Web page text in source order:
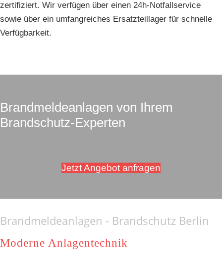
zertifiziert. Wir verfügen über einen 24h-Notfallservice
sowie über ein umfangreiches Ersatzteillager für schnelle
Verfügbarkeit.
Brandmeldeanlagen von Ihrem
Brandschutz-Experten
Jetzt Angebot anfragen
Brandmeldeanlagen - Brandschutz Berlin
Moderne Anlagentechnik